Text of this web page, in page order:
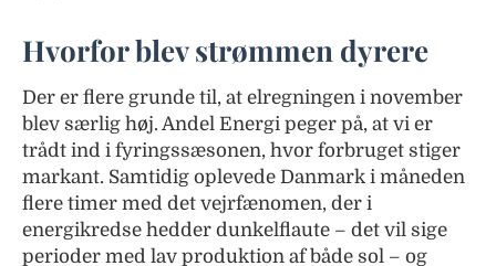
Hvorfor blev strømmen dyrere
Der er flere grunde til, at elregningen i november
blev særlig høj. Andel Energi peger på, at vi er
trådt ind i fyringssæsonen, hvor forbruget stiger
markant. Samtidig oplevede Danmark i måneden
flere timer med det vejrfænomen, der i
energikredse hedder dunkelflaute – det vil sige
perioder med lav produktion af både sol – og